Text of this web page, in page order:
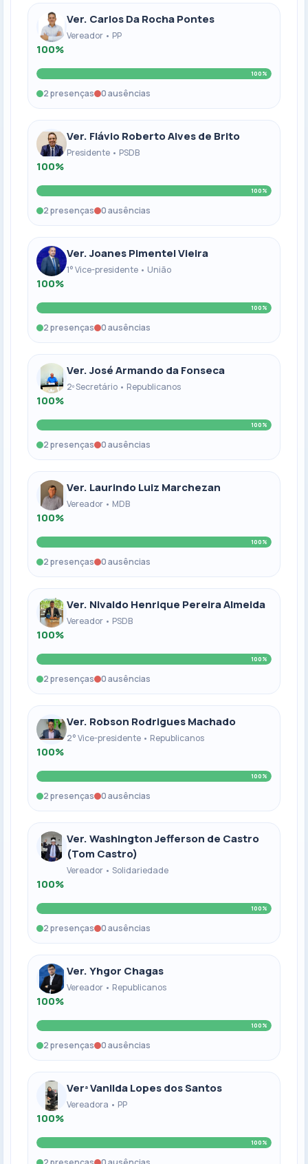
Ver. Carlos Da Rocha Pontes
Vereador • PP
100%
100%
2 presenças 0 ausências
Ver. Flávio Roberto Alves de Brito
Presidente • PSDB
100%
100%
2 presenças 0 ausências
Ver. Joanes Pimentel Vieira
1° Vice-presidente • União
100%
100%
2 presenças 0 ausências
Ver. José Armando da Fonseca
2º Secretário • Republicanos
100%
100%
2 presenças 0 ausências
Ver. Laurindo Luiz Marchezan
Vereador • MDB
100%
100%
2 presenças 0 ausências
Ver. Nivaldo Henrique Pereira Almeida
Vereador • PSDB
100%
100%
2 presenças 0 ausências
Ver. Robson Rodrigues Machado
2° Vice-presidente • Republicanos
100%
100%
2 presenças 0 ausências
Ver. Washington Jefferson de Castro
(Tom Castro)
Vereador • Solidariedade
100%
100%
2 presenças 0 ausências
Ver. Yhgor Chagas
Vereador • Republicanos
100%
100%
2 presenças 0 ausências
Verª Vanilda Lopes dos Santos
Vereadora • PP
100%
100%